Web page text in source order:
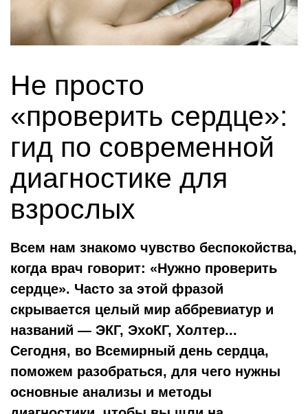
Не просто
«проверить сердце»:
гид по современной
диагностике для
взрослых
Всем нам знакомо чувство беспокойства,
когда врач говорит: «Нужно проверить
сердце». Часто за этой фразой
скрывается целый мир аббревиатур и
названий — ЭКГ, ЭхоКГ, Холтер...
Сегодня, во Всемирный день сердца,
поможем разобраться, для чего нужны
основные анализы и методы